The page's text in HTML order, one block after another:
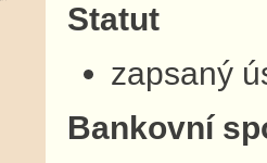
Statut
zapsaný
Bankovní